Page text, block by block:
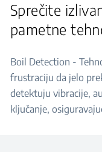
Sprečite
pametne
Boil Detection -
frustraciju da jelo
detektuju vibracije,
ključanje,